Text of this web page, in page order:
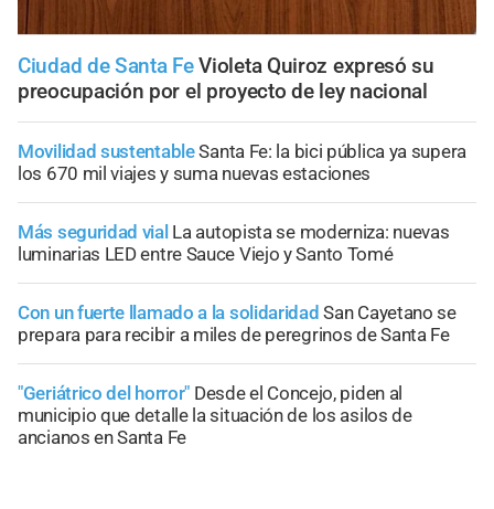
Ciudad de Santa Fe Violeta Quiroz expresó su
preocupación por el proyecto de ley nacional
Movilidad sustentableSanta Fe: la bici pública ya supera
los 670 mil viajes y suma nuevas estaciones
Más seguridad vial La autopista se moderniza: nuevas
luminarias LED entre Sauce Viejo y Santo Tomé
Con un fuerte llamado a la solidaridad San Cayetano se
prepara para recibir a miles de peregrinos de Santa Fe
"Geriátrico del horror" Desde el Concejo, piden al
municipio que detalle la situación de los asilos de
ancianos en Santa Fe